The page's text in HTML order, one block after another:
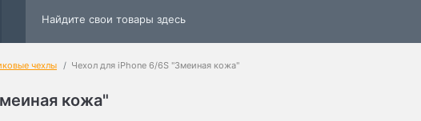
чехлы Чехол для iРhone 6/6S "Змеиная кожа"
кожа"